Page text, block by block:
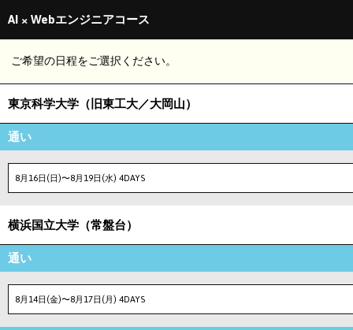
AI × Webエンジニアコース
ご希望の日程をご選択ください。
東京科学大学（旧東工大／大岡山）
通い
8月16日(日)〜8月19日(水) 4DAYS
横浜国立大学（常盤台）
通い
8月14日(金)〜8月17日(月) 4DAYS